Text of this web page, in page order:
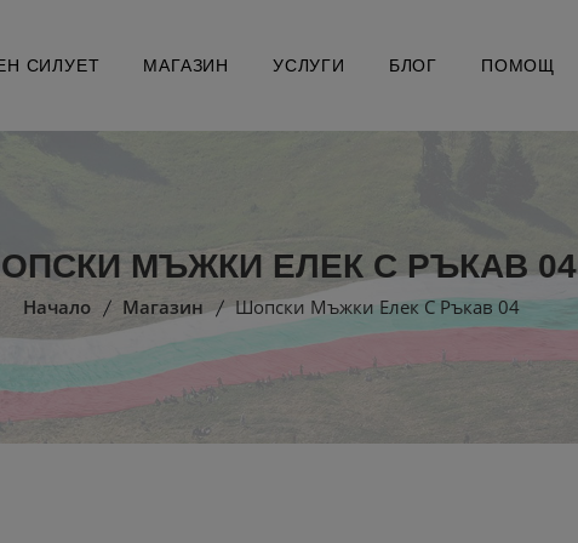
СИЛУЕТ МАГАЗИН УСЛУГИ БЛОГ ПОМОЩ
МЪЖКИ ЕЛЕК С РЪКАВ 04
Начало Магазин Шопски Мъжки Елек С Ръкав 04